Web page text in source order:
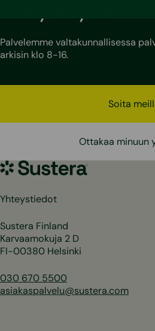
Palvelemme valtakunnallisessa
arkisin klo 8-16.
Soita
Ottakaa minuun
Sustera
Yhteystiedot
Sustera Finland
Karvaamokuja 2 D
FI-00380 Helsinki
030 670 5500
asiakaspalvelu@sustera.com